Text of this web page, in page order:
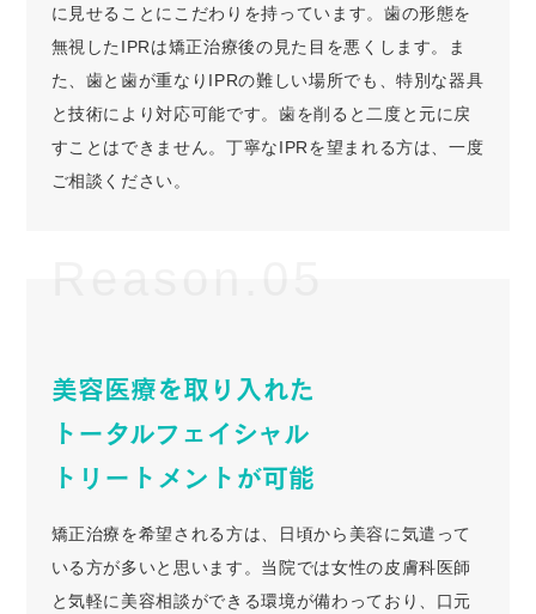
に見せることにこだわりを持っています。歯の形態を
無視したIPRは矯正治療後の見た目を悪くします。ま
た、歯と歯が重なりIPRの難しい場所でも、特別な器具
と技術により対応可能です。歯を削ると二度と元に戻
すことはできません。丁寧なIPRを望まれる方は、一度
ご相談ください。
美容医療を取り入れた
トータルフェイシャル
トリートメントが可能
矯正治療を希望される方は、日頃から美容に気遣って
いる方が多いと思います。当院では女性の皮膚科医師
と気軽に美容相談ができる環境が備わっており、口元